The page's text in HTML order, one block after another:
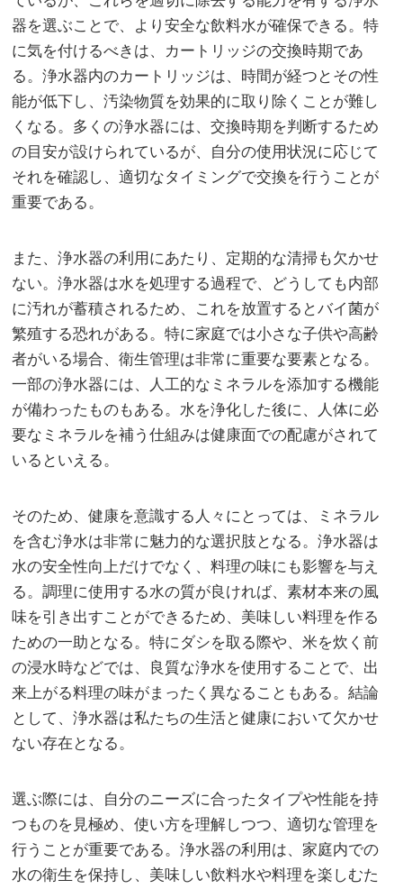
器を選ぶことで、より安全な飲料水が確保できる。特
に気を付けるべきは、カートリッジの交換時期であ
る。浄水器内のカートリッジは、時間が経つとその性
能が低下し、汚染物質を効果的に取り除くことが難し
くなる。多くの浄水器には、交換時期を判断するため
の目安が設けられているが、自分の使用状況に応じて
それを確認し、適切なタイミングで交換を行うことが
重要である。
また、浄水器の利用にあたり、定期的な清掃も欠かせ
ない。浄水器は水を処理する過程で、どうしても内部
に汚れが蓄積されるため、これを放置するとバイ菌が
繁殖する恐れがある。特に家庭では小さな子供や高齢
者がいる場合、衛生管理は非常に重要な要素となる。
一部の浄水器には、人工的なミネラルを添加する機能
が備わったものもある。水を浄化した後に、人体に必
要なミネラルを補う仕組みは健康面での配慮がされて
いるといえる。
そのため、健康を意識する人々にとっては、ミネラル
を含む浄水は非常に魅力的な選択肢となる。浄水器は
水の安全性向上だけでなく、料理の味にも影響を与え
る。調理に使用する水の質が良ければ、素材本来の風
味を引き出すことができるため、美味しい料理を作る
ための一助となる。特にダシを取る際や、米を炊く前
の浸水時などでは、良質な浄水を使用することで、出
来上がる料理の味がまったく異なることもある。結論
として、浄水器は私たちの生活と健康において欠かせ
ない存在となる。
選ぶ際には、自分のニーズに合ったタイプや性能を持
つものを見極め、使い方を理解しつつ、適切な管理を
行うことが重要である。浄水器の利用は、家庭内での
水の衛生を保持し、美味しい飲料水や料理を楽しむた